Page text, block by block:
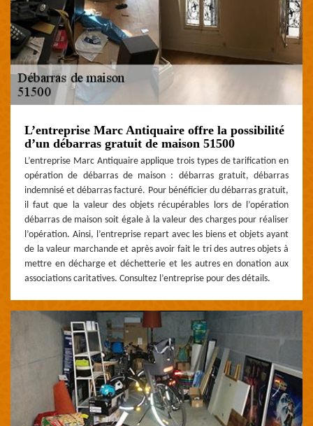
L’entreprise Marc Antiquaire offre la possibilité
d’un débarras gratuit de maison 51500
L’entreprise Marc Antiquaire applique trois types de tarification en
opération de débarras de maison : débarras gratuit, débarras
indemnisé et débarras facturé. Pour bénéficier du débarras gratuit,
il faut que la valeur des objets récupérables lors de l’opération
débarras de maison soit égale à la valeur des charges pour réaliser
l’opération. Ainsi, l’entreprise repart avec les biens et objets ayant
de la valeur marchande et après avoir fait le tri des autres objets à
mettre en décharge et déchetterie et les autres en donation aux
associations caritatives. Consultez l’entreprise pour des détails.